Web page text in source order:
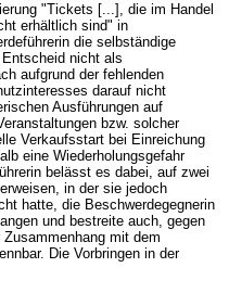
"Tickets [...], die im Handel
erhältlich sind" in
die selbständige
nicht als
aufgrund der fehlenden
darauf nicht
Ausführungen auf
bzw. solcher
Verkaufsstart bei Einreichung
eine Wiederholungsgefahr
belässt es dabei, auf zwei
in der sie jedoch
hatte, die Beschwerdegegnerin
und bestreite auch, gegen
mit dem
Die Vorbringen in der